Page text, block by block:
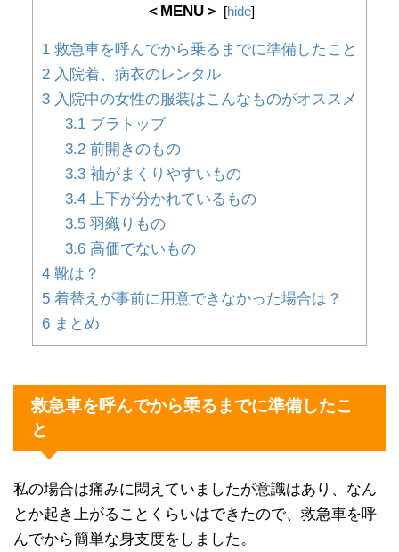
＜MENU＞ [hide]
1 救急車を呼んでから乗るまでに準備したこと
2 入院着、病衣のレンタル
3 入院中の女性の服装はこんなものがオススメ
3.1ブラトップ
3.2前開きのもの
3.3袖がまくりやすいもの
3.4上下が分かれているもの
3.5羽織りもの
3.6高価でないもの
4 靴は？
5 着替えが事前に用意できなかった場合は？
6 まとめ
救急車を呼んでから乗るまでに準備したこ
と
私の場合は痛みに悶えていましたが意識はあり、なん
とか起き上がることくらいはできたので、救急車を呼
んでから簡単な身支度をしました。